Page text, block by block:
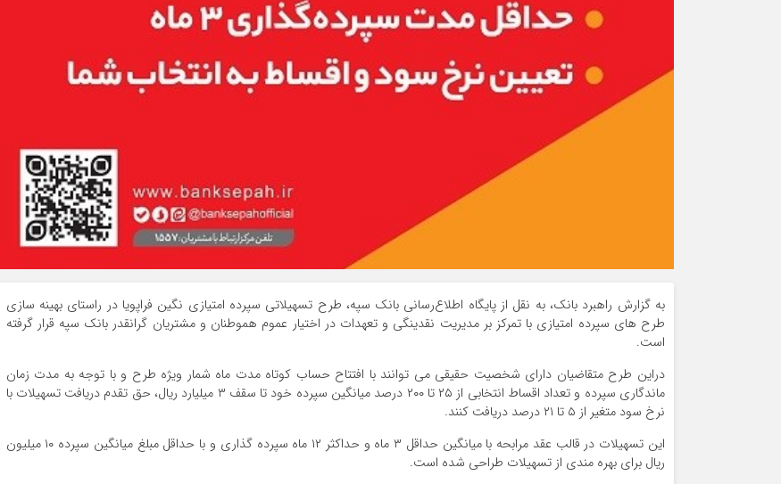
به گزارش راهبرد بانک، به نقل از پایگاه اطلاع‌رسانی بانک سپه، طرح تسهیلاتی سپرده امتیازی نگین فراپویا در راستای بهینه سازی
طرح های سپرده امتیازی با تمرکز بر مدیریت نقدینگی و تعهدات در اختیار عموم هموطنان و مشتریان گرانقدر بانک سپه قرار گرفته
است.
دراین طرح متقاضیان دارای شخصیت حقیقی می توانند با افتتاح حساب کوتاه مدت ماه شمار ویژه طرح و با توجه به مدت زمان
ماندگاری سپرده و تعداد اقساط انتخابی از ۲۵ تا ۲۰۰ درصد میانگین سپرده خود تا سقف ۳ میلیارد ریال، حق تقدم دریافت تسهیلات با
نرخ سود متغیر از ۵ تا ۲۱ درصد دریافت کنند.
این تسهیلات در قالب عقد مرابحه با میانگین حداقل ۳ ماه و حداکثر ۱۲ ماه سپرده گذاری و با حداقل مبلغ میانگین سپرده ۱۰ میلیون
ریال برای بهره مندی از تسهیلات طراحی شده است.